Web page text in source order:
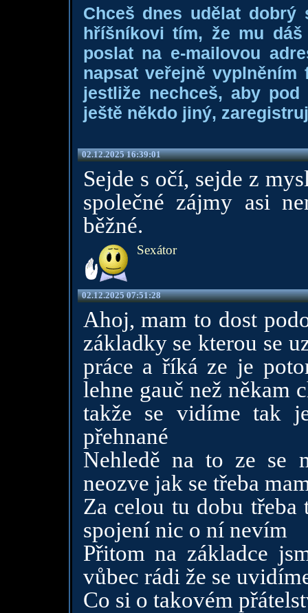
Chceš dnes udělat dobrý
hříšníkovi tím, že mu
poslat na e-mailovou
napsat veřejně
jestliže nechceš, aby
ještě někdo jiný,
02.12.2025 16:39:01
Sejde s očí, sejde z
společné zájmy asi
běžné.
Sexátor
02.12.2025 07:51:28
Ahoj, mam to dost
základky se kterou se
práce a říká ze je
lehne gauč než někam
takže se vidíme tak
přehnané
Nehledě na to ze se
neozve jak se třeba
Za celou tu dobu
spojení nic o ní nevím
Přitom na základce
vůbec rádi že se
Co si o takovém